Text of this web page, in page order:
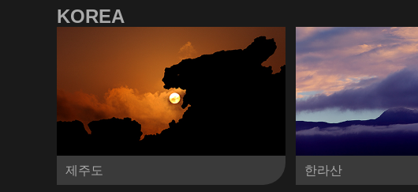
KOREA
제주도 한라산